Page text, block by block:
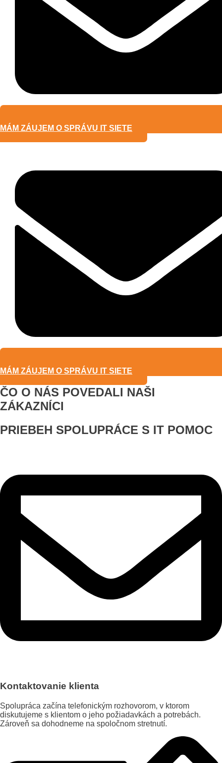
MÁM ZÁUJEM O SPRÁVU IT SIETE
MÁM ZÁUJEM O SPRÁVU IT SIETE
ČO O NÁS POVEDALI NAŠI
ZÁKAZNÍCI
PRIEBEH SPOLUPRÁCE S IT POMOC
Kontaktovanie klienta
Spolupráca začína telefonickým rozhovorom, v ktorom
diskutujeme s klientom o jeho požiadavkách a potrebách.
Zároveň sa dohodneme na spoločnom stretnutí.